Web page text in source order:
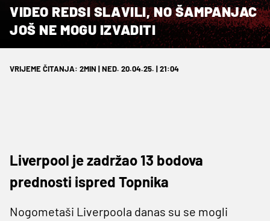
VIDEO REDSI SLAVILI, NO ŠAMPANJAC
JOŠ NE MOGU IZVADITI
VRIJEME ČITANJA: 2MIN | NED. 20.04.25. | 21:04
Liverpool je zadržao 13 bodova
prednosti ispred Topnika
Nogometaši Liverpoola danas su se mogli